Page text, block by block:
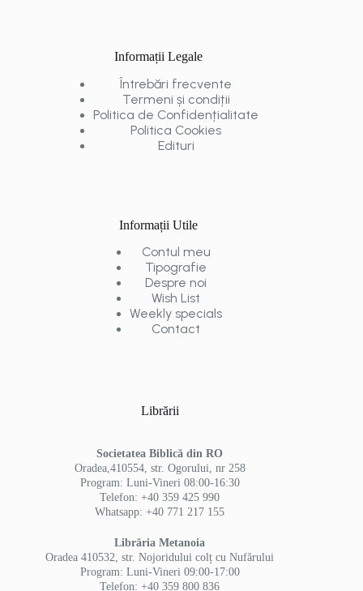
Informații Legale
Întrebări frecvente
Termeni și condiții
Politica de Confidențialitate
Politica Cookies
Edituri
Informații Utile
Contul meu
Tipografie
Despre noi
Wish List
Weekly specials
Contact
Librării
Societatea Biblică din RO
Oradea,410554, str. Ogorului, nr 258
Program: Luni-Vineri 08:00-16:30
Telefon: +40 359 425 990
Whatsapp: +40 771 217 155
Librăria Metanoia
Oradea 410532, str. Nojoridului colț cu Nufărului
Program: Luni-Vineri 09:00-17:00
Telefon: +40 359 800 836